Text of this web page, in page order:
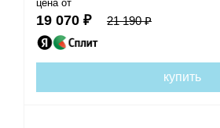
цена от
19 070 ₽ 21 190 ₽
купить